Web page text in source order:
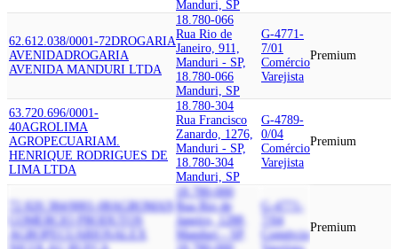
Manduri, SP
62.612.038/0001-72DROGARIA
AVENIDADROGARIA
AVENIDA MANDURI LTDA
18.780-066
Rua Rio de
Janeiro, 911,
Manduri - SP,
18.780-066
Manduri, SP
G-4771-
7/01
Comércio
Varejista
Premium
63.720.696/0001-
40AGROLIMA
AGROPECUARIAM.
HENRIQUE RODRIGUES DE
LIMA LTDA
18.780-304
Rua Francisco
Zanardo, 1276,
Manduri - SP,
18.780-304
Manduri, SP
G-4789-
0/04
Comércio
Varejista
Premium
72.820.384/0001-08AGROMAN
COMERCIO PRODUTOS
AGROPECUARIOSALEX
18.780-000
Rua Rio de
Janeiro, 1288,
Manduri - SP,
G-4771-
7/04
Comércio
Premium